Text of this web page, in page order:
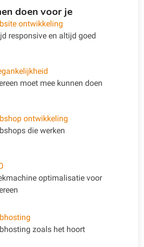
doen voor je
ontwikkeling
responsive en altijd goed
moet mee kunnen doen
ontwikkeling
die werken
optimalisatie voor
zoals het hoort